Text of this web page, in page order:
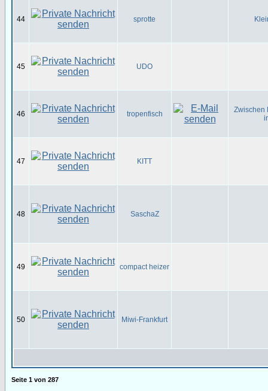
44 sprotte
45 UDO
46 tropenfisch
Zwischen
47 KITT
48 SaschaZ
49 compact heizer
50 Miwi-Frankfurt
Seite 1 von 287